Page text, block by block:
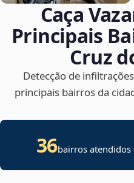
Caça
Principais
Cruz
Detecção de
principais bairros da
36bairros atendidos